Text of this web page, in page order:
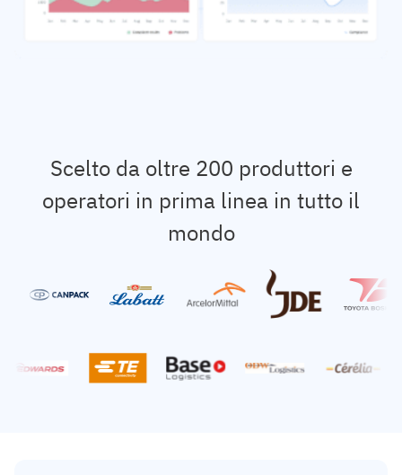
Scelto da oltre 200 produttori e
operatori in prima linea in tutto il
mondo